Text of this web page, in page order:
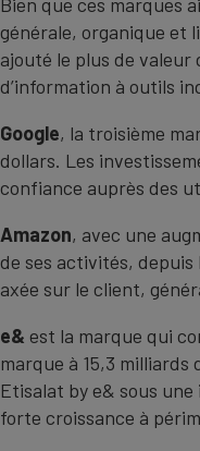
générale, organique et
ajouté le plus de valeur
d’information à outils
Google, la troisième
dollars. Les
confiance auprès des
Amazon, avec une
de ses activités,
axée sur le client,
e& est la marque qui
marque à 15,3
Etisalat by e& sous
forte croissance à